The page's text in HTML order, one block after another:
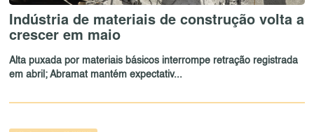
Indústria de materiais de construção volta a
crescer em maio
Alta puxada por materiais básicos interrompe retração registrada
em abril; Abramat mantém expectativ...